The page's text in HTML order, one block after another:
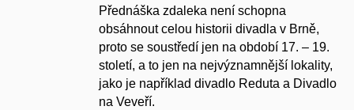
Přednáška zdaleka není schopna
obsáhnout celou historii divadla v Brně,
proto se soustředí jen na období 17. – 19.
století, a to jen na nejvýznamnější lokality,
jako je například divadlo Reduta a Divadlo
na Veveří.